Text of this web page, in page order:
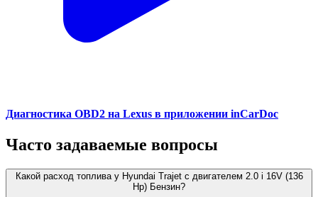
Диагностика OBD2 на Lexus в приложении inCarDoc
Часто задаваемые вопросы
Какой расход топлива у Hyundai Trajet с двигателем 2.0 i 16V (136
Hp) Бензин?